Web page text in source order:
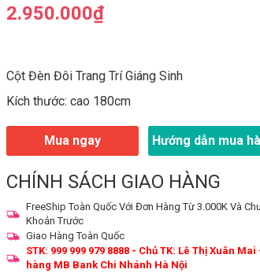
2.950.000₫
Cột Đèn Đôi Trang Trí Giáng Sinh
Kích thước: cao 180cm
Mua ngay Hướng dẫn mua
CHÍNH SÁCH GIAO HÀNG
FreeShip Toàn Quốc Với Đơn Hàng Từ 3.000K Và
Khoản Trước
Giao Hàng Toàn Quốc
STK: 999 999 979 8888 - Chủ TK: Lê Thị Xuân
hàng MB Bank Chi Nhánh Hà Nội